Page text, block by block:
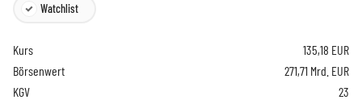
Watchlist
Kurs 135,18 EUR
Börsenwert
271,71 Mrd. EUR
KGV
23